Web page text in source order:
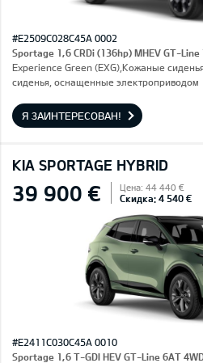
#E2509C028C45A 0002
Sportage 1,6 CRDi (136hp) MHEV GT-Line
Experience Green (EXG),Кожаные
сиденья, оснащенные электроприводом
Я ЗАИНТЕРЕСОВАН!
KIA SPORTAGE HYBRID
39 900 € Цена: 44 440 €
Скидка: 4 540 €
#E2411C030C45A 0010
Sportage 1,6 T-GDI HEV GT-Line 6AT